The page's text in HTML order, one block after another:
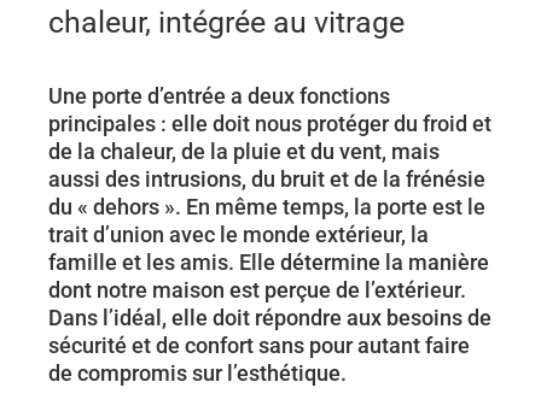
chaleur, intégrée au vitrage
Une porte d’entrée a deux fonctions
principales : elle doit nous protéger du froid et
de la chaleur, de la pluie et du vent, mais
aussi des intrusions, du bruit et de la frénésie
du « dehors ». En même temps, la porte est le
trait d’union avec le monde extérieur, la
famille et les amis. Elle détermine la manière
dont notre maison est perçue de l’extérieur.
Dans l’idéal, elle doit répondre aux besoins de
sécurité et de confort sans pour autant faire
de compromis sur l’esthétique.